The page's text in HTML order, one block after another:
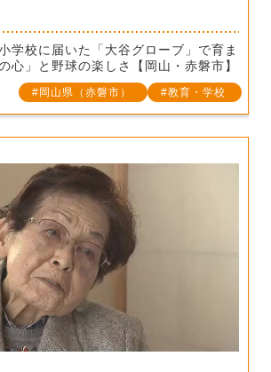
学校に届いた「大谷グローブ」で育ま
心」と野球の楽しさ【岡山・赤磐市】
岡山県（赤磐市） 教育・学校